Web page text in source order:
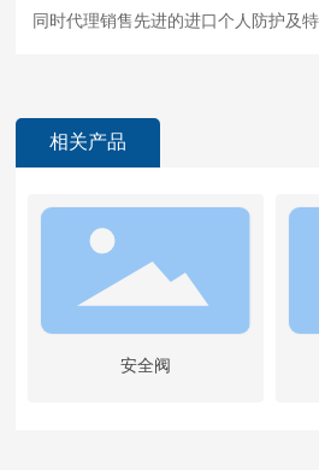
同时代理销售先进的进口个人防护及特
相关产品
安全阀